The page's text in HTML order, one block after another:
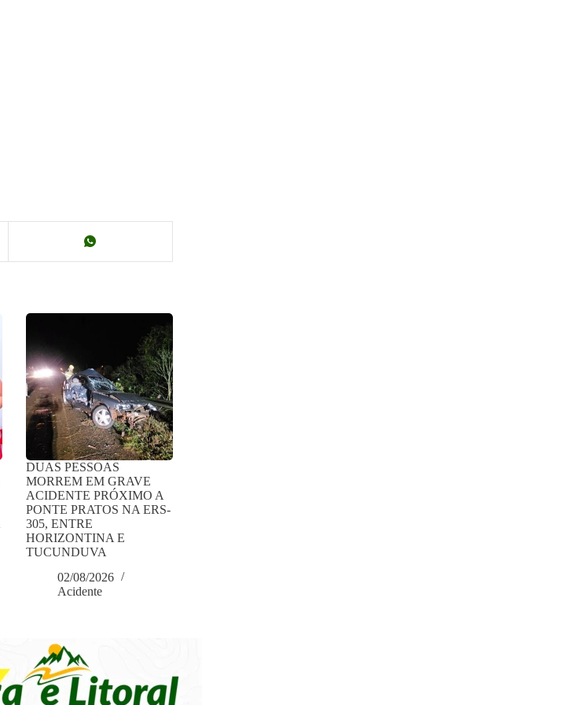
DUAS PESSOAS
MORREM EM GRAVE
ACIDENTE PRÓXIMO A
PONTE PRATOS NA ERS-
305, ENTRE
HORIZONTINA E
TUCUNDUVA
02/08/2026
Acidente